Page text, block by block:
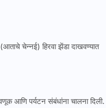
चेन्नई) हिरवा झेंडा दाखवण्यात
आणि पर्यटन संबंधांना चालना दिली.